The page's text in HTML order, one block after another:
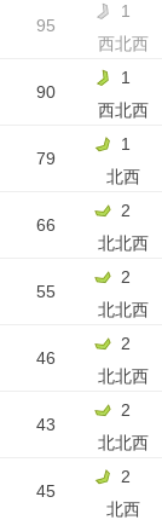
95
1
西北西
90
1
西北西
79
1
北西
66
2
北北西
55
2
北北西
46
2
北北西
43
2
北北西
45
2
北西